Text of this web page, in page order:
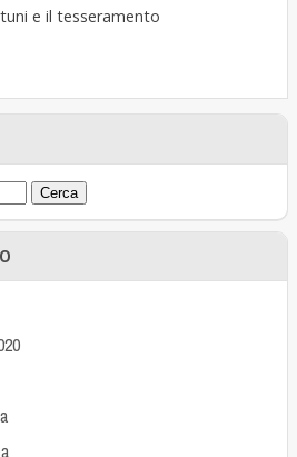
e il tesseramento